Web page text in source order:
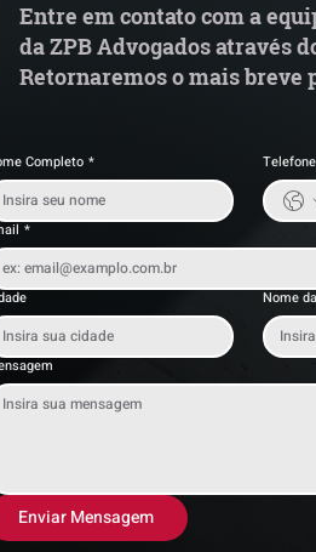
Entre em contato com a
da ZPB Advogados através
Retornaremos o mais breve
Completo * Telefone
*
Nome
Enviar Mensagem